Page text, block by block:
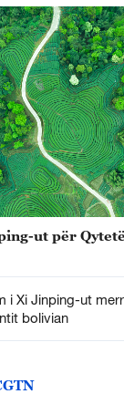
ut për
i Xi Jinping-ut
bolivian